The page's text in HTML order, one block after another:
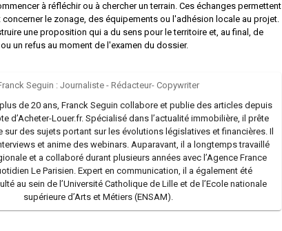
à réfléchir ou à chercher un terrain. Ces échanges permettent
le zonage, des équipements ou l'adhésion locale au projet.
une proposition qui a du sens pour le territoire et, au final, de
un refus au moment de l'examen du dossier.
Seguin : Journaliste - Rédacteur- Copywriter
de 20 ans, Franck Seguin collabore et publie des articles depuis
d’Acheter-Louer.fr. Spécialisé dans l’actualité immobilière, il prête
sur des sujets portant sur les évolutions législatives et financières. Il
et anime des webinars. Auparavant, il a longtemps travaillé
et a collaboré durant plusieurs années avec l’Agence France
Le Parisien. Expert en communication, il a également été
au sein de l’Université Catholique de Lille et de l’Ecole nationale
supérieure d’Arts et Métiers (ENSAM).